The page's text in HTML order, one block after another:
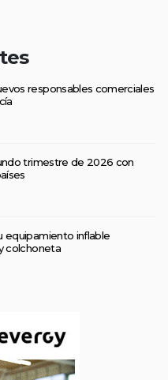
responsables comerciales
trimestre de 2026 con
equipamiento inflable
colchoneta